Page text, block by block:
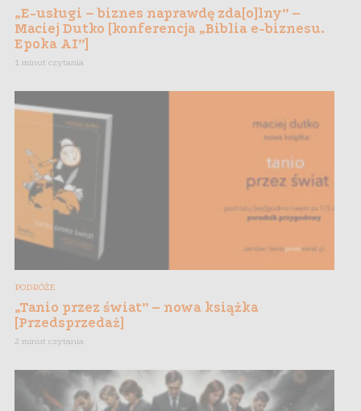
„E-usługi – biznes naprawdę zda[o]lny” –
Maciej Dutko [konferencja „Biblia e-biznesu.
Epoka AI”]
1 minut czytania
PODRÓŻE
„Tanio przez świat” – nowa książka
[Przedsprzedaż]
2 minut czytania